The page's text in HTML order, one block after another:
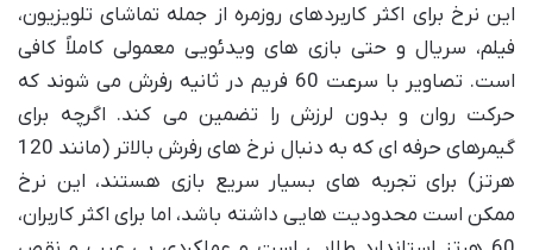
این نرخ برای اکثر کاربردهای روزمره از جمله تماشای تلویزیون،
فیلم، سریال و حتی بازی های ویدئویی معمولی کاملاً کافی
است. تصاویر با سرعت 60 فریم در ثانیه رفرش می شوند که
حرکت روان و بدون لرزش را تضمین می کند. اگرچه برای
گیمرهای حرفه ای که به دنبال نرخ های رفرش بالاتر (مانند 120
هرتز) برای تجربه های بسیار سریع بازی هستند، این نرخ
ممکن است محدودیت هایی داشته باشد، اما برای اکثر کاربران،